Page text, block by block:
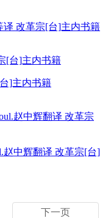
译 改革宗[台]主内书籍
]主内书籍
赵中辉翻译 改革宗[台]
下一页